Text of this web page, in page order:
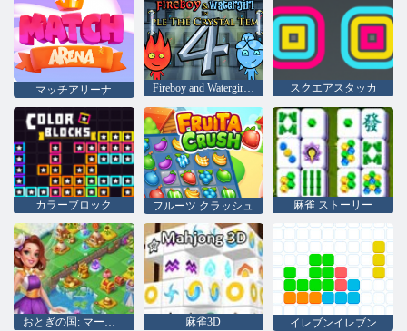
マッチアリーナ Fireboy and Watergirl 4：クリスタル寺院 スクエアスタッカ
カラーブロック フルーツ クラッシュ 麻雀 ストーリー
麻雀3D イレブンイレブン